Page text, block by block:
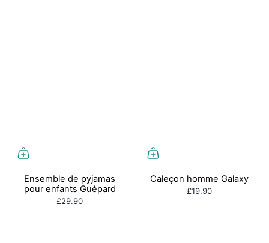
Ensemble de pyjamas
pour enfants Guépard
£29.90
Caleçon homme Galaxy
£19.90